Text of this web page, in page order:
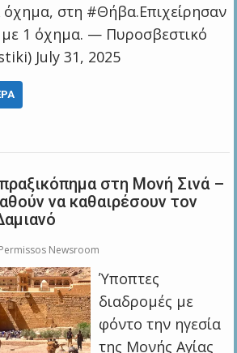
όχημα, στη #Θήβα.Επιχείρησαν
1 όχημα. — Πυροσβεστικό
July 31, 2025
στη Μονή Σινά –
να καθαιρέσουν τον
Permissos Newsroom
Ύποπτες
διαδρομές με
φόντο την ηγεσία
της Μονής Αγίας